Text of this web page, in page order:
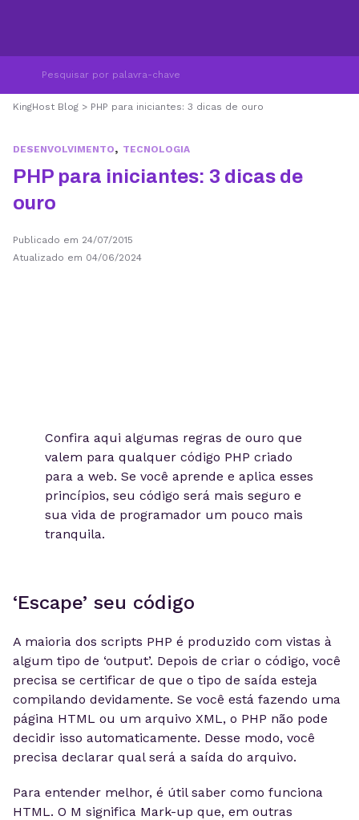
KingHost Blog > PHP para iniciantes: 3 dicas de ouro
DESENVOLVIMENTO, TECNOLOGIA
PHP para iniciantes: 3 dicas de
ouro
Publicado em 24/07/2015
Atualizado em 04/06/2024
Confira aqui algumas regras de ouro que
valem para qualquer código PHP criado
para a web. Se você aprende e aplica esses
princípios, seu código será mais seguro e
sua vida de programador um pouco mais
tranquila.
‘Escape’ seu código
A maioria dos scripts PHP é produzido com vistas à
algum tipo de ‘output’. Depois de criar o código, você
precisa se certificar de que o tipo de saída esteja
compilando devidamente. Se você está fazendo uma
página HTML ou um arquivo XML, o PHP não pode
decidir isso automaticamente. Desse modo, você
precisa declarar qual será a saída do arquivo.
Para entender melhor, é útil saber como funciona
HTML. O M significa Mark-up que, em outras